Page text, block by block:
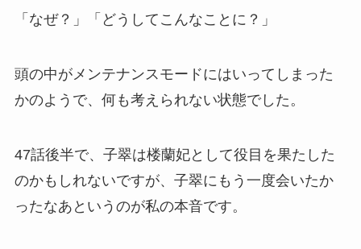
「なぜ？」「どうしてこんなことに？」
頭の中がメンテナンスモードにはいってしまった
かのようで、何も考えられない状態でした。
47話後半で、子翠は楼蘭妃として役目を果たした
のかもしれないですが、子翠にもう一度会いたか
ったなあというのが私の本音です。